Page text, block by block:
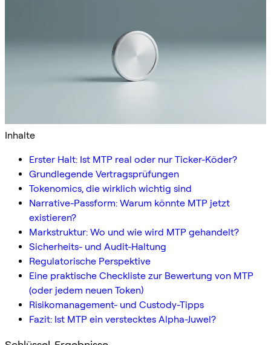
Inhalte
Erster Halt: Ist MTP real oder nur Ticker-Köder?
Grundlegende Vertragsprüfungen
Tokenomics, die wirklich wichtig sind
Narrative-Passform: Warum könnte MTP jetzt
existieren?
Markstruktur: Wo und wie wird MTP gehandelt?
Sicherheits- und Audit-Haltung
Regulatorische Perspektive
Eine praktische Checkliste zur Bewertung von MTP
(oder jedem neuen Token)
Risikomanagement- und Custody-Tipps
Fazit: Ist MTP ein verstecktes Alpha-Juwel?